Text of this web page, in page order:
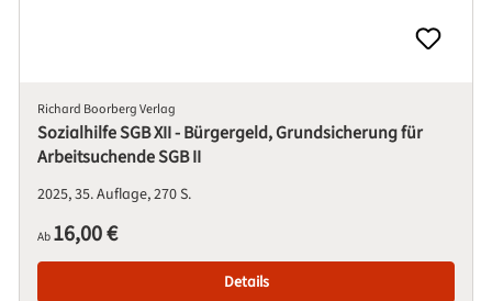
Richard Boorberg Verlag
Sozialhilfe SGB XII - Bürgergeld, Grundsicherung für
Arbeitsuchende SGB II
202535. Auflage270 S.
Regulärer Preis:
Ab16,00 €
Details